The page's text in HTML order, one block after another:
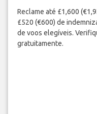
Reclame até £1,600
£520 (€600) de
de voos elegíveis.
gratuitamente.